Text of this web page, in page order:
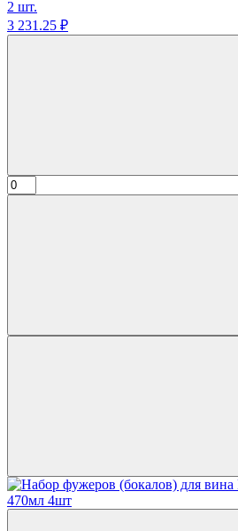
2 шт.
3 231.25 ₽